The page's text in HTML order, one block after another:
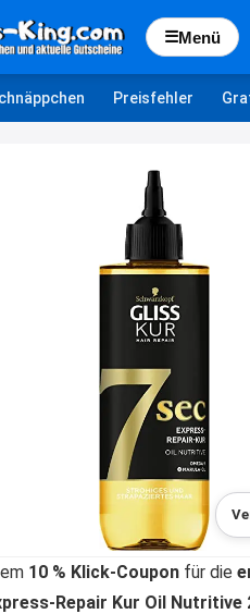
☰Menü
Preisfehler
10 % Klick-Coupon für die
Repair Kur Oil Nutritive